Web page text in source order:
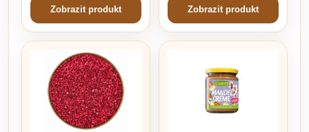
Zobrazit produkt Zobrazit produkt